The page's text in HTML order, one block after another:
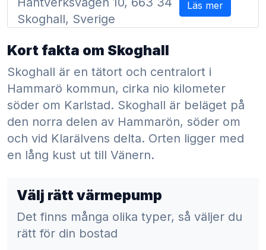
Skoghall, Sverige
Läs mer
Kort fakta om Skoghall
Skoghall är en tätort och centralort i
Hammarö kommun, cirka nio kilometer
söder om Karlstad. Skoghall är beläget på
den norra delen av Hammarön, söder om
och vid Klarälvens delta. Orten ligger med
en lång kust ut till Vänern.
Välj rätt värmepump
Det finns många olika typer, så väljer du
rätt för din bostad